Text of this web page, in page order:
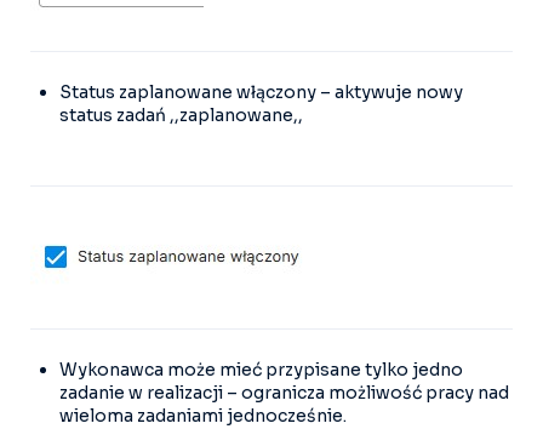
Status zaplanowane włączony – aktywuje nowy
status zadań ,,zaplanowane,,
Wykonawca może mieć przypisane tylko jedno
zadanie w realizacji – ogranicza możliwość pracy nad
wieloma zadaniami jednocześnie.